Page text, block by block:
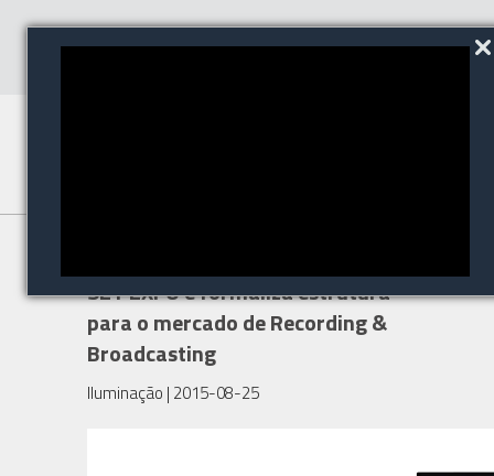
SET EXPO e formaliza estrutura
para o mercado de Recording &
Broadcasting
Iluminação | 2015-08-25